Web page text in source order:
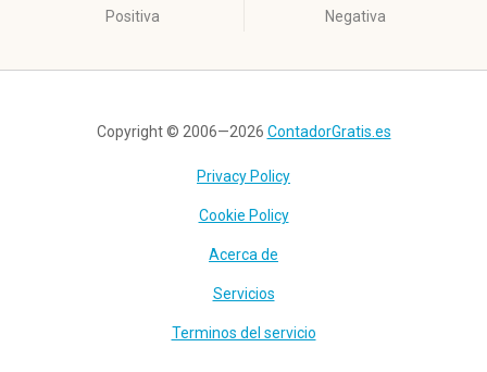
Positiva Negativa
Copyright © 2006—2026 ContadorGratis.es
Privacy Policy
Cookie Policy
Acerca de
Servicios
Terminos del servicio